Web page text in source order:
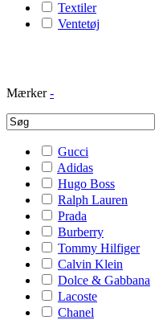
Textiler
Ventetøj
Mærker -
Gucci
Adidas
Hugo Boss
Ralph Lauren
Prada
Burberry
Tommy Hilfiger
Calvin Klein
Dolce & Gabbana
Lacoste
Chanel